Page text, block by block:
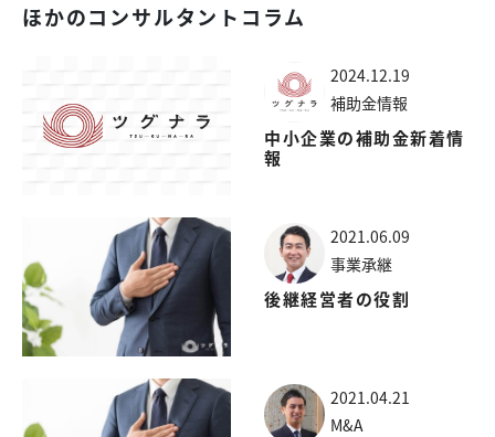
ほかのコンサルタントコラム
2024.12.19
補助金情報
中小企業の補助金新着情
報
2021.06.09
事業承継
後継経営者の役割
2021.04.21
M&A